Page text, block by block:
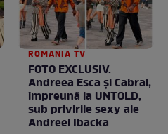
ROMANIA TV
FOTO EXCLUSIV.
Andreea Esca şi Cabral,
împreună la UNTOLD,
sub privirile sexy ale
Andreei Ibacka